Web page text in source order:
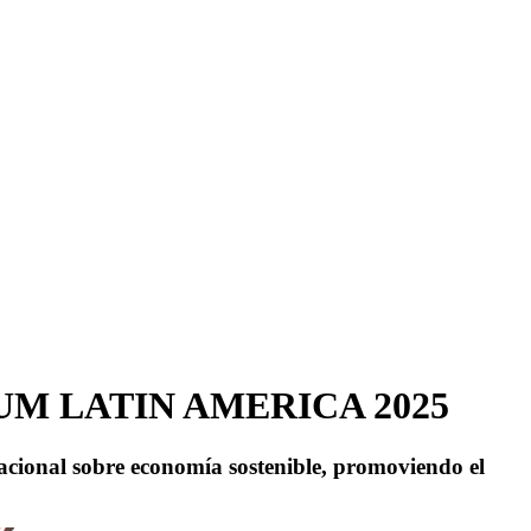
LATIN AMERICA 2025
sobre economía sostenible, promoviendo el